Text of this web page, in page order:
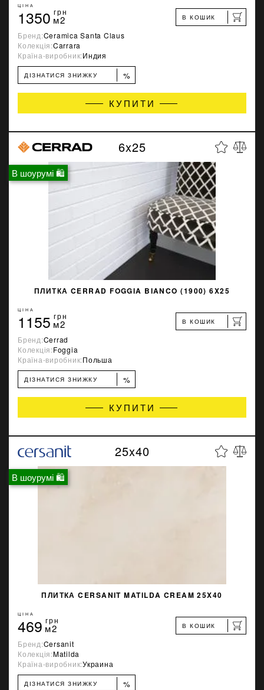
ЦІНА
1350 грн
м2 В КОШИК
Бренд:Ceramica Santa Claus
Колекція:Carrara
Країна-виробник:Индия
ДІЗНАТИСЯ ЗНИЖКУ %
КУПИТИ
В шоурумі 🛍
6x25
ПЛИТКА CERRAD FOGGIA BIANCO (1900) 6X25
ЦІНА
1155 грн
м2 В КОШИК
Бренд:Cerrad
Колекція:Foggia
Країна-виробник:Польша
ДІЗНАТИСЯ ЗНИЖКУ %
КУПИТИ
В шоурумі 🛍
25x40
ПЛИТКА CERSANIT MATILDA CREAM 25X40
ЦІНА
469 грн
м2 В КОШИК
Бренд:Cersanit
Колекція:Matilda
Країна-виробник:Украина
ДІЗНАТИСЯ ЗНИЖКУ %